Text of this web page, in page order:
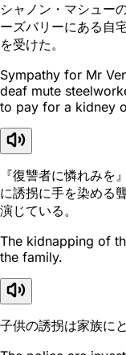
シャノン・マシュー
ーズバリーにある自
を受けた。
Sympathy for Mr
deaf mute
to pay for a kidney
『復讐者に憐れみを
に誘拐に手を染める
演じている。
The kidnapping of
the family.
子供の誘拐は家族に